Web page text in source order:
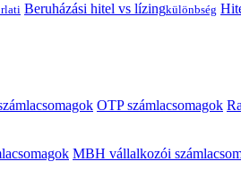
Beruházási hitel vs lízingkülönbség
OTP számlacsomagok
MBH vállalkozói